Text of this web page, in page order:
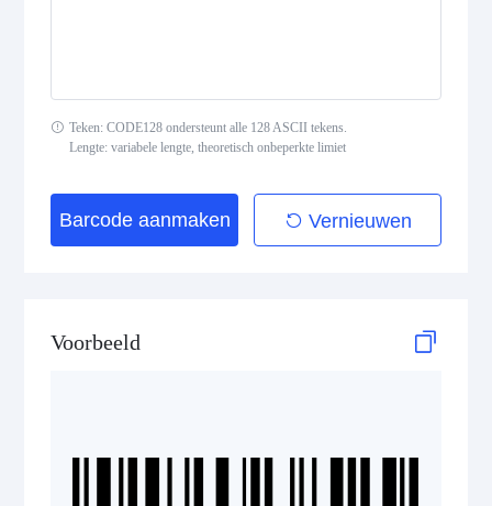
Standard 2 of 5
MSI Plessey (MSI Mod 10)
Pharmacode
Teken: CODE128 ondersteunt alle 128 ASCII tekens.
Lengte: variabele lengte, theoretisch onbeperkte limiet
Barcode aanmaken Vernieuwen
Voorbeeld